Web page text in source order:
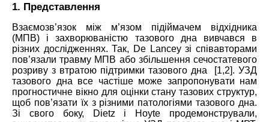
1. Представлення
Взаємозв’язок між м’язом підіймачем відхідника
(МПВ) і захворюваністю тазового дна вивчався в
різних дослідженнях. Так, De Lancey зі співавторами
пов’язали травму МПВ або збільшення сечостатевого
розриву з втратою підтримки тазового дна [1,2]. УЗД
тазового дна все частіше може запропонувати нам
прогностичне вікно для оцінки стану тазових структур,
щоб пов’язати їх з різними патологіями тазового дна.
Зі свого боку, Dietz і Hoyte продемонстрували,